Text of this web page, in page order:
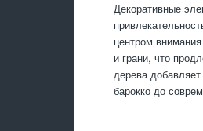
Декоративные
центром
и грани, что
дерева
барокко до